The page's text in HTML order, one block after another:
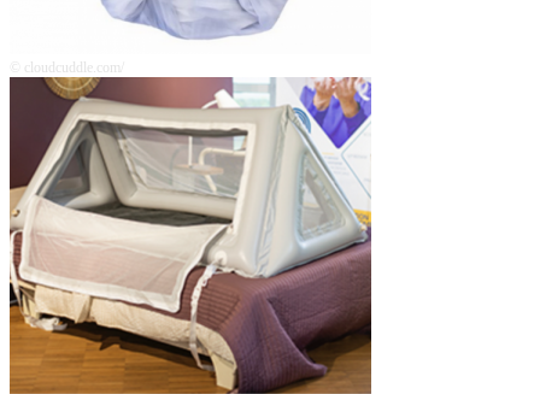
© cloudcuddle.com/